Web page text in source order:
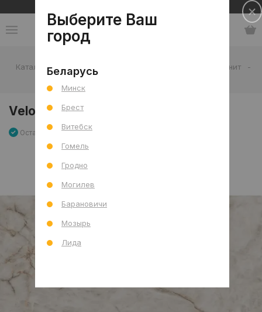
Каталог - Керамогранит
-
Velour Closet Sugar (CRV) 60x120 R
Velour Closet Sugar (CRV) 60x120 R
Остаток 136.8 м2
Выберите Ваш
город
Беларусь
Минск
Брест
Витебск
Гомель
Гродно
Могилев
Барановичи
Мозырь
Лида